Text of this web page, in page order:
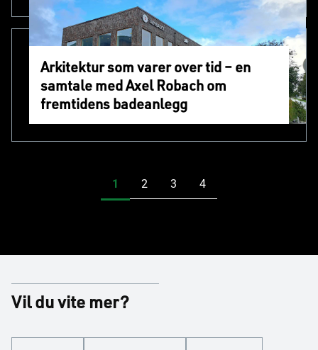
Arkitektur som varer over tid – en
samtale med Axel Robach om
fremtidens badeanlegg
Vil du vite mer?